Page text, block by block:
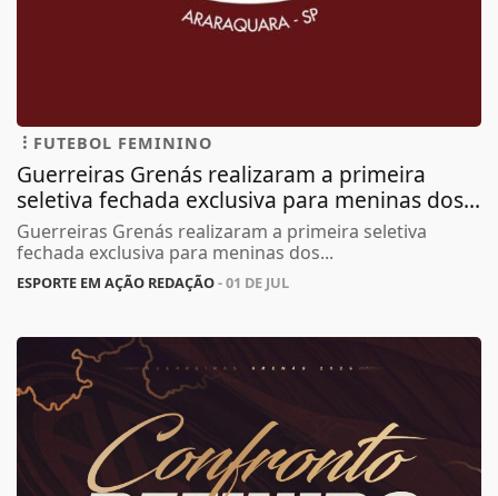
FUTEBOL FEMININO
Guerreiras Grenás realizaram a primeira
seletiva fechada exclusiva para meninas dos...
Guerreiras Grenás realizaram a primeira seletiva
fechada exclusiva para meninas dos...
ESPORTE EM AÇÃO REDAÇÃO- 01 DE JUL